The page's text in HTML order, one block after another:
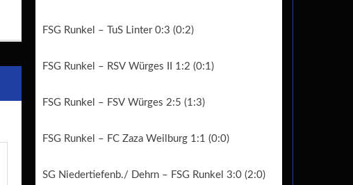
FSG Runkel – TuS Linter 0:3 (0:2)
FSG Runkel – RSV Würges II 1:2 (0:1)
FSG Runkel – FSV Würges 2:5 (1:3)
FSG Runkel – FC Zaza Weilburg 1:1 (0:0)
SG Niedertiefenb./ Dehrn – FSG Runkel 3:0 (2:0)